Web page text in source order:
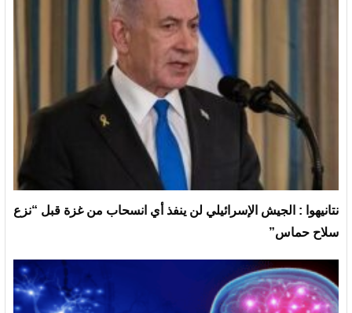
نتانيهوا : الجيش الإسرائيلي لن ينفذ أي انسحاب من غزة قبل “نزع
سلاح حماس”